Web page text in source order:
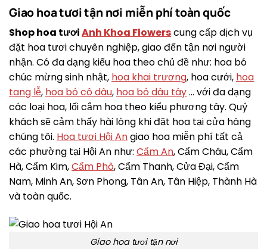
Giao hoa tươi tận nơi miễn phí toàn quốc
Shop hoa tươiAnh Khoa Flowerscung cấp dịch vụ
đặt hoa tươi chuyên nghiệp, giao đến tận nơi người
nhận. Có đa dạng kiểu hoa theo chủ đề như: hoa bó
chúc mừng sinh nhật, hoa khai trương, hoa cưới, hoa
tang lễ, hoa bó cô dâu, hoa bó dâu tây… với đa dạng
các loại hoa, lối cắm hoa theo kiểu phương tây. Quý
khách sẽ cảm thấy hài lòng khi đặt hoa tại cửa hàng
chúng tôi. Hoa tươi Hội Angiao hoa miễn phí tất cả
các phường tại Hội An như: Cẩm An, Cẩm Châu, Cẩm
Hà, Cẩm Kim,Cẩm Phô, Cẩm Thanh, Cửa Đại, Cẩm
Nam, Minh An, Sơn Phong, Tân An, Tân Hiệp, Thành Hà
và toàn quốc.
Giao hoa tươi tận nơi